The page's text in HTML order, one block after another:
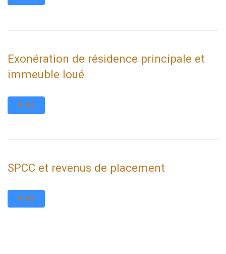
Exonération de résidence principale et
immeuble loué
PLUS
SPCC et revenus de placement
PLUS